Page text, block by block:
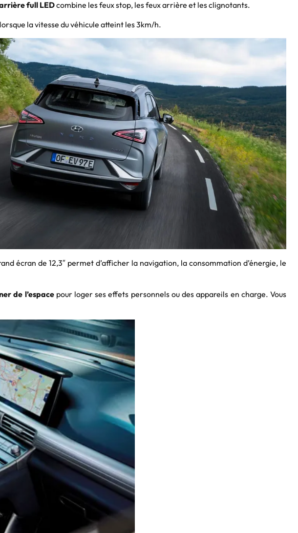
full LEDcombine les feux stop, les feux arrière et les clignotants.
la vitesse du véhicule atteint les 3km/h.
écran de 12,3″ permet d’afficher la navigation, la consommation d’énergie, le
de l’espacepour loger ses effets personnels ou des appareils en charge. Vous